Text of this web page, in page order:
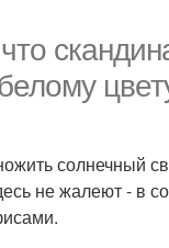
солнечный
не жалеют - в